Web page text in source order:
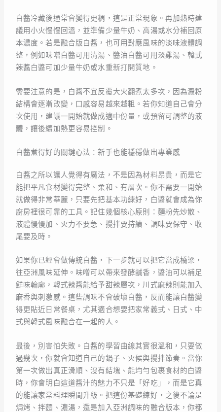
白醬冷藏後通常會變得更稠，這是正常現象。再加熱時建
議用小火慢慢回溫，並準備少量牛奶、高湯或水分補回原
本濃度。若是融合版白醬，也可用對應風味的淡味液體調
整，例如味噌白醬可用清湯、醬油白醬可用淡雞湯、韓式
辣醬白醬可加少量牛奶或水重新打開質地。
需要注意的是，白醬不宜反覆大火翻煮太多次，因為澱粉
結構會逐漸改變，口感容易越來越粗。若你知道自己會分
次使用，建議一開始就做成適中份量，或預留可調整的液
體，讓後續加熱更容易控制。
白醬煮得好的關鍵心法：新手也能穩穩做出專業感
白醬之所以讓人覺得有魔法，不是因為材料昂貴，而是它
能把平凡食材變得完整、柔和、有層次。你不需要一開始
就做得非常華麗，只要先把基本功練好，白醬就會成為你
廚房裡很可靠的工具。記住幾個核心原則：麵粉先炒散、
液體慢慢加、火力不要急、攪拌要持續、調味要保守、收
尾要及時。
如果你已經會做傳統白醬，下一步就可以把它當成橋梁，
往亞洲風味延伸。味噌可以帶來發酵鹹香，醬油可以補足
鮮味輪廓，韓式辣醬能給予甜辣層次，川式麻辣則能加入
麻香與刺激感。這些調味不會破壞白醬，反而能讓白醬變
得更貼近日常餐桌，尤其適合想要把家常義式、日式、中
式與韓式風味融合在一起的人。
最後，別害怕失敗。白醬的學習曲線其實很溫和，只要做
過幾次，你就會知道自己的鍋子、火候與攪拌節奏。當你
第一次做出真正滑順、沒有結塊、能均勻包裹食材的白醬
時，你會明白這道醬汁的魅力不只是「好吃」，而是它真
的能讓家常料理瞬間升級。把這份基礎練好，之後不論是
焗烤、拌麵、濃湯，還是加入亞洲調味的融合版本，你都